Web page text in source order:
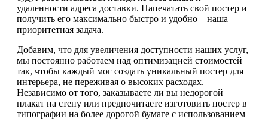
удаленности адреса доставки. Напечатать свой постер и
получить его максимально быстро и удобно – наша
приоритетная задача.
Добавим, что для увеличения доступности наших услуг,
мы постоянно работаем над оптимизацией стоимостей
так, чтобы каждый мог создать уникальный постер для
интерьера, не переживая о высоких расходах.
Независимо от того, заказываете ли вы недорогой
плакат на стену или предпочитаете изготовить постер в
типографии на более дорогой бумаге с использованием